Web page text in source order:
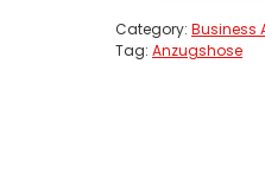
Category: Business
Tag: Anzugshose